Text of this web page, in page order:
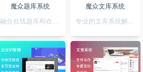
魔众题库系统
魔众文库系统